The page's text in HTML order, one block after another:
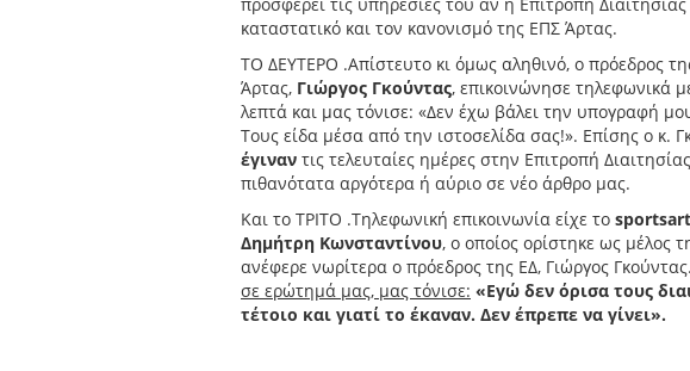
καταστατικό και τον κανονισμό της ΕΠΣ Άρτας.
ΤΟ ΔΕΥΤΕΡΟ .Απίστευτο κι όμως αληθινό, ο πρόεδρος
Άρτας, Γιώργος Γκούντας, επικοινώνησε τηλεφωνικά
λεπτά και μας τόνισε: «Δεν έχω βάλει την υπογραφή
Τους είδα μέσα από την ιστοσελίδα σας!». Επίσης ο κ.
έγιναν τις τελευταίες ημέρες στην Επιτροπή
πιθανότατα αργότερα ή αύριο σε νέο άρθρο μας.
Και το ΤΡΙΤΟ .Τηλεφωνική επικοινωνία είχε το
Δημήτρη Κωνσταντίνου, ο οποίος ορίστηκε ως μέλος
ανέφερε νωρίτερα ο πρόεδρος της ΕΔ, Γιώργος Γκούντας.
σε ερώτημά μας, μας τόνισε: «Εγώ δεν όρισα τους
τέτοιο και γιατί το έκαναν. Δεν έπρεπε να γίνει».